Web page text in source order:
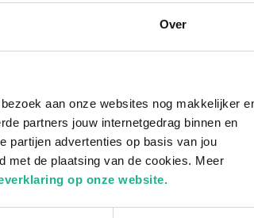
Over
aan onze websites nog makkelijker
partners jouw internetgedrag binnen en
partijen advertenties op basis van jou
met de plaatsing van de cookies. Meer
op onze website.
Prachtriet